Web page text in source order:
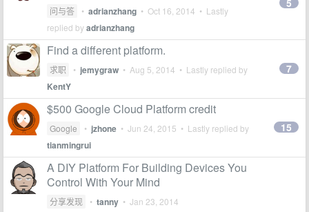
问与答 • adrianzhang • Oct 16, 2014 • Lastly
replied byadrianzhang
5
Find a different platform.
求职 • jemygraw • Aug 5, 2014 • Lastly replied by
KentY
7
$500 Google Cloud Platform credit
Google • jzhone • Jun 24, 2015 • Lastly replied by
tianmingrui
15
A DIY Platform For Building Devices You
Control With Your Mind
分享发现 • tanny • Jan 23, 2014